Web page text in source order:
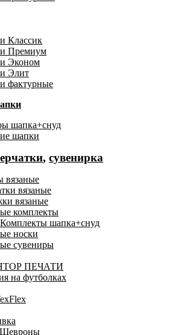
Классик
Премиум
Эконом
Элит
фактурные
шапка+снуд
шапки
, сувенирка
вязаные
вязаные
вязаные
комплекты
Комплекты шапка+снуд
носки
сувениры
ПЕЧАТИ
на футболках